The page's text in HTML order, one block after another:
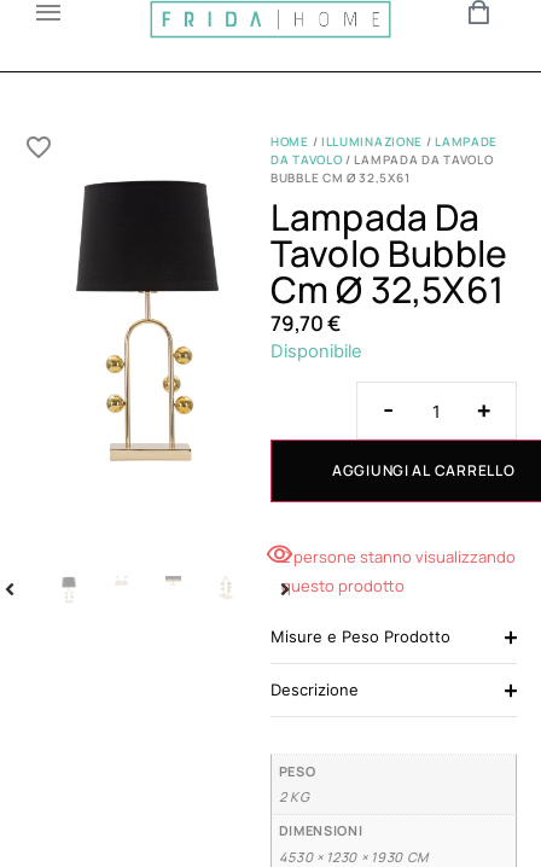
HOME / ILLUMINAZIONE /LAMPADE
DA TAVOLO / LAMPADA DA TAVOLO
BUBBLE CM Ø 32,5X61
Lampada Da
Tavolo Bubble
Cm Ø 32,5X61
79,70€
Disponibile
- +
AGGIUNGI AL CARRELLO
2 persone stanno visualizzando
questo prodotto
Misure e Peso Prodotto
Descrizione
PESO
2 KG
DIMENSIONI
4530 × 1230 × 1930 CM